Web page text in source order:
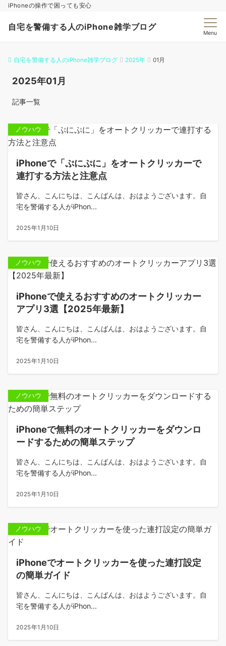
iPhoneの操作で困っても安心
自宅を警備する人のiPhone雑学ブログ
Menu
自宅を警備する人のiPhone雑学ブログ 2025年 01月
2025年01月
記事一覧
ノウハウ
iPhoneで「ぷにぷに」をオートクリッカーで
連打する方法と注意点
皆さん、こんにちは、こんばんは、おはようございます。自
宅を警備する人がiPhon...
2025年1月10日
ノウハウ
iPhoneで使えるおすすめのオートクリッカー
アプリ3選【2025年最新】
皆さん、こんにちは、こんばんは、おはようございます。自
宅を警備する人がiPhon...
2025年1月10日
ノウハウ
iPhoneで無料のオートクリッカーをダウンロ
ードするための簡単ステップ
皆さん、こんにちは、こんばんは、おはようございます。自
宅を警備する人がiPhon...
2025年1月10日
ノウハウ
iPhoneでオートクリッカーを使った連打設定
の簡単ガイド
皆さん、こんにちは、こんばんは、おはようございます。自
宅を警備する人がiPhon...
2025年1月10日